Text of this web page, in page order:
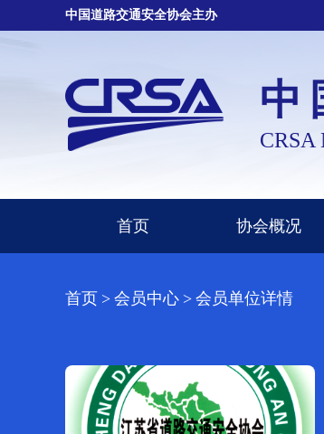
中国道路交通安全协会主办
中
CRSA
首页 协会概况
首页 > 会员中心 > 会员单位详情